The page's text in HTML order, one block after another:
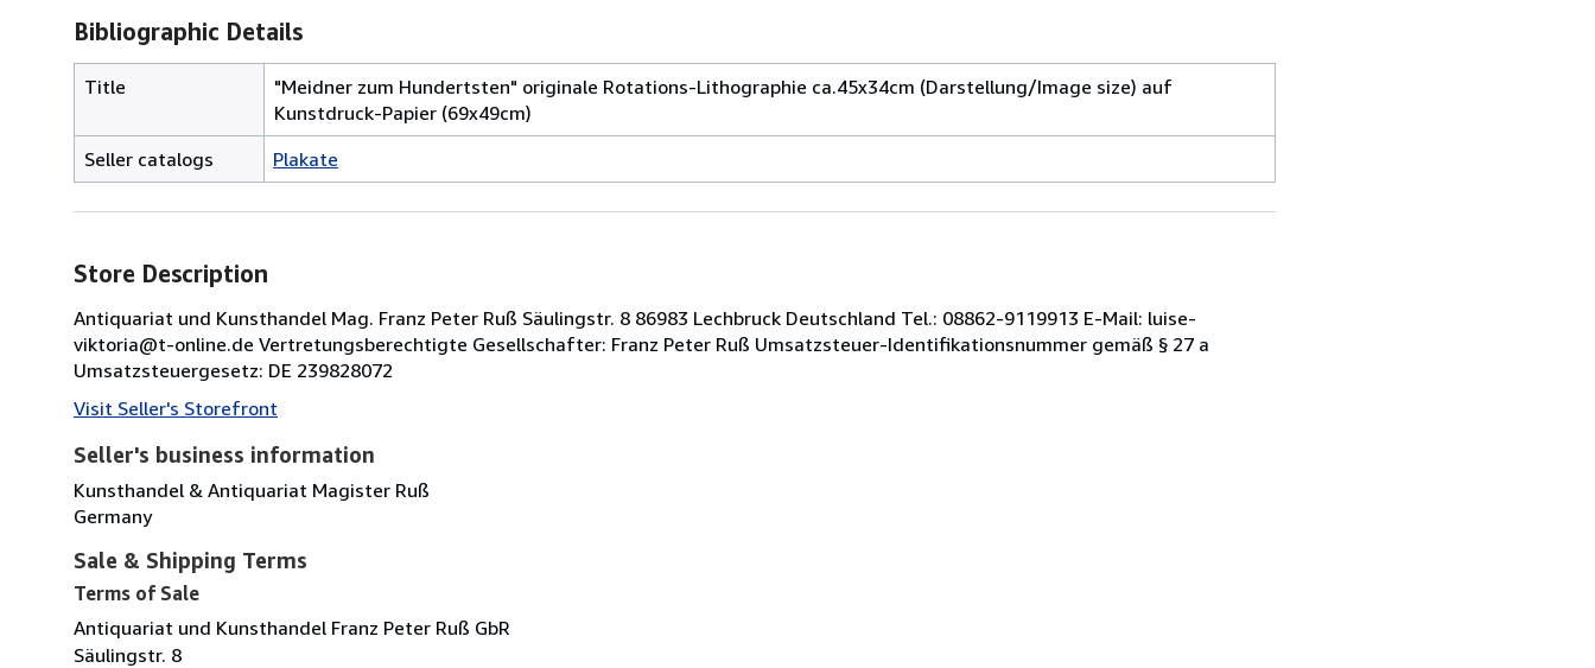
Bibliographic Details
Title
"Meidner zum Hundertsten" originale Rotations-Lithographie ca.45x34cm (Darstellung/Image size) auf
Kunstdruck-Papier (69x49cm)
Seller catalogs
Plakate
Store Description
Antiquariat und Kunsthandel Mag. Franz Peter Ruß Säulingstr. 8 86983 Lechbruck Deutschland Tel.: 08862-9119913 E-Mail: luise-
viktoria@t-online.de Vertretungsberechtigte Gesellschafter: Franz Peter Ruß Umsatzsteuer-Identifikationsnummer gemäß § 27 a
Umsatzsteuergesetz: DE 239828072
Visit Seller's Storefront
Seller's business information
Kunsthandel & Antiquariat Magister Ruß
Germany
Sale & Shipping Terms
Terms of Sale
Antiquariat und Kunsthandel Franz Peter Ruß GbR
Säulingstr. 8